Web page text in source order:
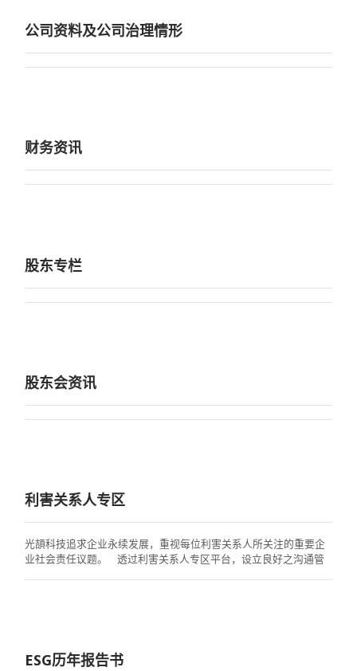
公司资料及公司治理情形
财务资讯
股东专栏
股东会资讯
利害关系人专区
光頡科技追求企业永续发展，重视每位利害关系人所关注的重要企
业社会责任议题。 透过利害关系人专区平台，设立良好之沟通管
ESG历年报告书